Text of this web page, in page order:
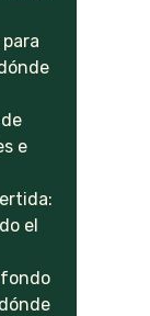
e
el